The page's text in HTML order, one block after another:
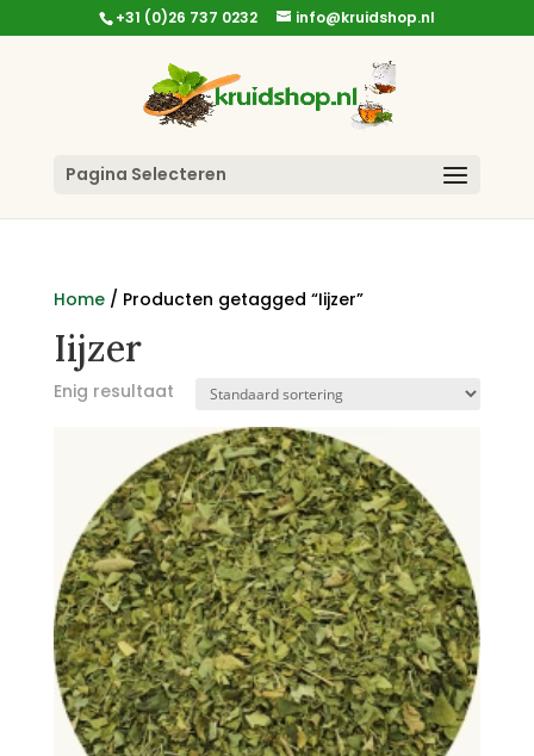
+31 (0)26 737 0232 info@kruidshop.nl
Pagina Selecteren
Home/ Producten getagged “Iijzer”
Iijzer
Enig resultaat